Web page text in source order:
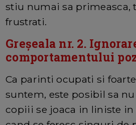
stiu numai sa primeasca,
frustrati.
Greșeala nr. 2.
comportamentului
Ca parinti ocupati si
suntem, este posibil sa
copiii se joaca in liniste in